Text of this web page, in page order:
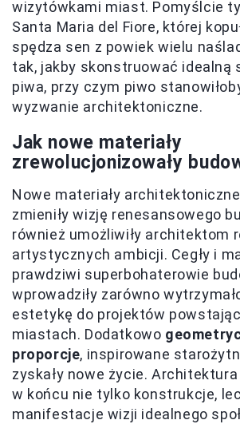
wizytówkami miast. Pomyślcie
Santa Maria del Fiore, której
spędza sen z powiek wielu
tak, jakby skonstruować idealną
piwa, przy czym piwo
wyzwanie architektoniczne.
Jak nowe materiały
zrewolucjonizowały
Nowe materiały
zmieniły wizję renesansowego
również umożliwiły architektom
artystycznych ambicji. Cegły i
prawdziwi superbohaterowie
wprowadziły zarówno
estetykę do projektów
miastach. Dodatkowo
proporcje, inspirowane
zyskały nowe życie.
w końcu nie tylko konstrukcje,
manifestacje wizji idealnego